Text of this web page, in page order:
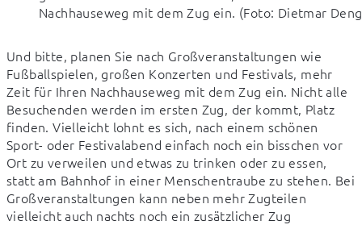
Nachhauseweg mit dem Zug ein. (Foto: Dietmar
Und bitte, planen Sie nach Großveranstaltungen wie
Fußballspielen, großen Konzerten und Festivals, mehr
Zeit für Ihren Nachhauseweg mit dem Zug ein. Nicht alle
Besuchenden werden im ersten Zug, der kommt, Platz
finden. Vielleicht lohnt es sich, nach einem schönen
Sport- oder Festivalabend einfach noch ein bisschen vor
Ort zu verweilen und etwas zu trinken oder zu essen,
statt am Bahnhof in einer Menschentraube zu stehen. Bei
Großveranstaltungen kann neben mehr Zugteilen
vielleicht auch nachts noch ein zusätzlicher Zug